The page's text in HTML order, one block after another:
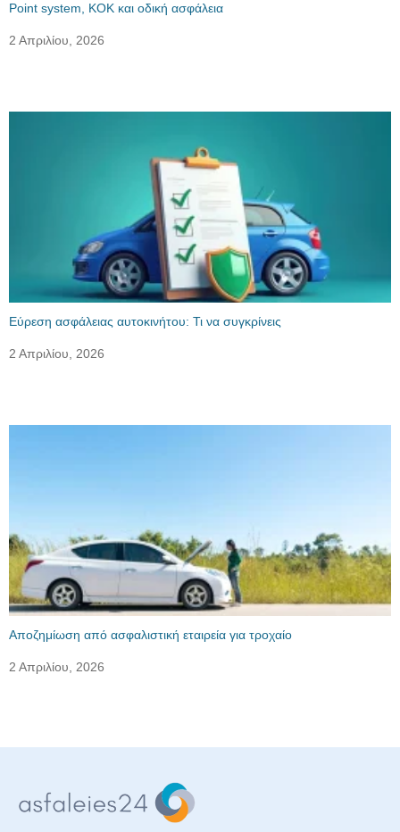
Point system, ΚΟΚ και οδική ασφάλεια
2 Απριλίου, 2026
Εύρεση ασφάλειας αυτοκινήτου: Τι να συγκρίνεις
2 Απριλίου, 2026
Αποζημίωση από ασφαλιστική εταιρεία για τροχαίο
2 Απριλίου, 2026